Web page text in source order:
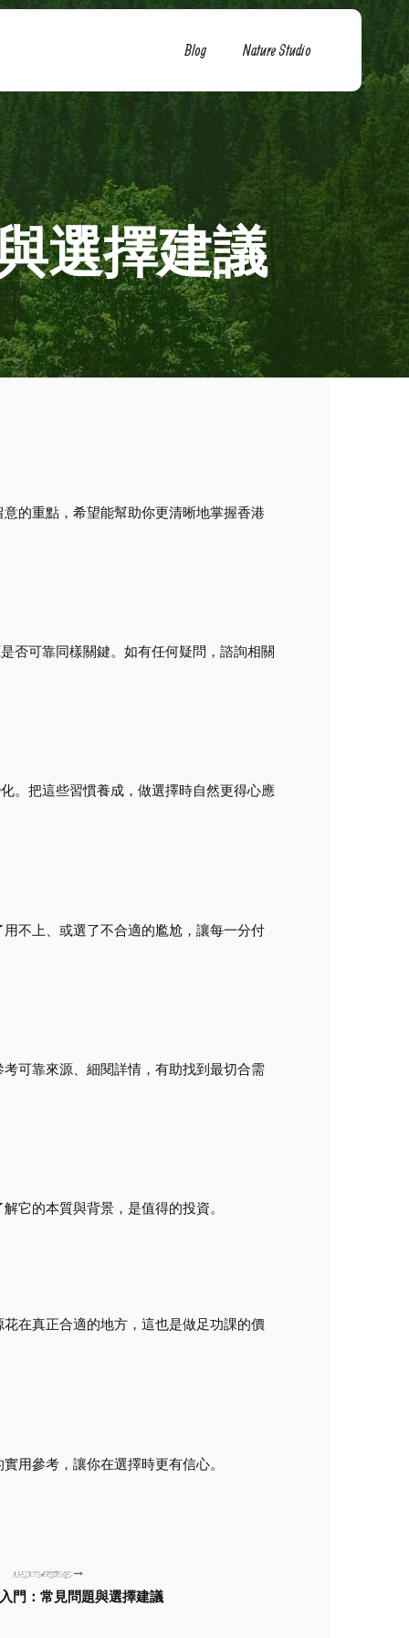
Blog Nature Studio
選擇建議
的重點，希望能幫助你更清晰地掌握香港
否可靠同樣關鍵。如有任何疑問，諮詢相關
。把這些習慣養成，做選擇時自然更得心應
不上、或選了不合適的尷尬，讓每一分付
可靠來源、細閱詳情，有助找到最切合需
它的本質與背景，是值得的投資。
在真正合適的地方，這也是做足功課的價
用參考，讓你在選擇時更有信心。
NEXT ARTICLE
門：常見問題與選擇建議